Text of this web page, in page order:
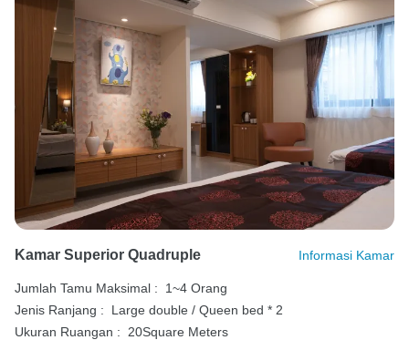
Kamar Superior Quadruple Informasi Kamar
Jumlah Tamu Maksimal :
1~4 Orang
Jenis Ranjang :
Large double / Queen bed * 2
Ukuran Ruangan :
20Square Meters